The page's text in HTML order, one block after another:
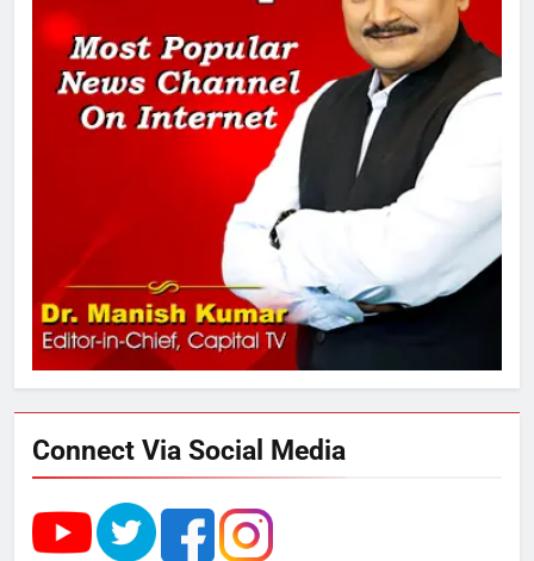
SRN अस्पताल का नाम अमर शहीद ठाकुर
रोशन सिंह के नाम पर करने की मांग तेज
अमर शहीद ठाकुर रोशन सिंह के नाम पर
स्वरूप रानी नेहरू चिकित्सालय का
नामकरण करने की मांग को लेकर
अनिश्चितकालीन धरना शुरू
3
289 एकड़ भूमि पर विकसित होगा कार्बन-
फ्री डेटा सेंटर, हजारों उच्च-कुशल
रोजगार सृजन की संभावना
UP में ग्रामीण बिजली आपूर्ति से कृषि,
डेयरी, कुटीर उद्योग और स्वरोजगार को
Connect Via Social Media